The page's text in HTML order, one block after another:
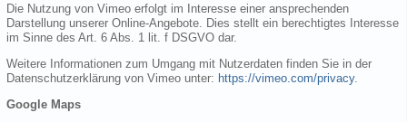
Die Nutzung von Vimeo erfolgt im Interesse einer ansprechenden
Darstellung unserer Online-Angebote. Dies stellt ein berechtigtes Interesse
im Sinne des Art. 6 Abs. 1 lit. f DSGVO dar.
Weitere Informationen zum Umgang mit Nutzerdaten finden Sie in der
Datenschutzerklärung von Vimeo unter: https://vimeo.com/privacy.
Google Maps